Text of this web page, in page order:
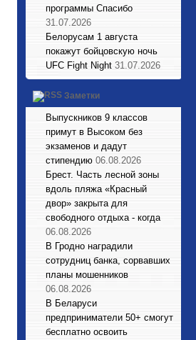
программы Спасибо
31.07.2026
Белорусам 1 августа
покажут бойцовскую ночь
UFC Fight Night 31.07.2026
Заметки
Выпускников 9 классов
примут в Высоком без
экзаменов и дадут
стипендию 06.08.2026
Брест. Часть лесной зоны
вдоль пляжа «Красный
двор» закрыта для
свободного отдыха - когда
06.08.2026
В Гродно наградили
сотрудниц банка, сорвавших
планы мошенников
06.08.2026
В Беларуси
предприниматели 50+ смогут
бесплатно освоить